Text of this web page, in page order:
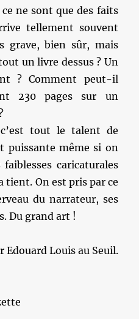
ne sont que des faits
tellement souvent
grave, bien sûr, mais
un livre dessus ? Un
? Comment peut-il
230 pages sur un
tout le talent de
puissante même si on
caricaturales
tient. On est pris par ce
du narrateur, ses
Du grand art !
Edouard Louis au Seuil.